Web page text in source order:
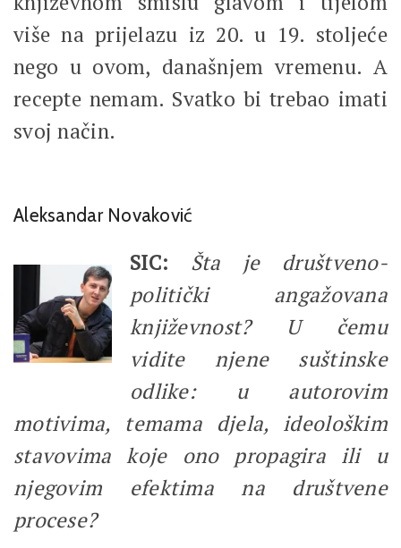
više na prijelazu iz 20. u 19. stoljeće
nego u ovom, današnjem vremenu. A
recepte nemam. Svatko bi trebao imati
svoj način.
Aleksandar Novaković
SIC: Šta je društveno-
politički angažovana
književnost? U čemu
vidite njene suštinske
odlike: u autorovim
motivima, temama djela, ideološkim
stavovima koje ono propagira ili u
njegovim efektima na društvene
procese?